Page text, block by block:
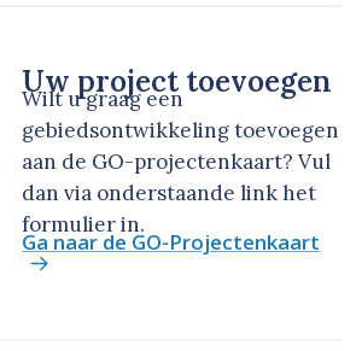
Uw project toevoegen
Wilt u graag een
gebiedsontwikkeling toevoegen
aan de GO-projectenkaart? Vul
dan via onderstaande link het
formulier in.
Ga naar de GO-Projectenkaart